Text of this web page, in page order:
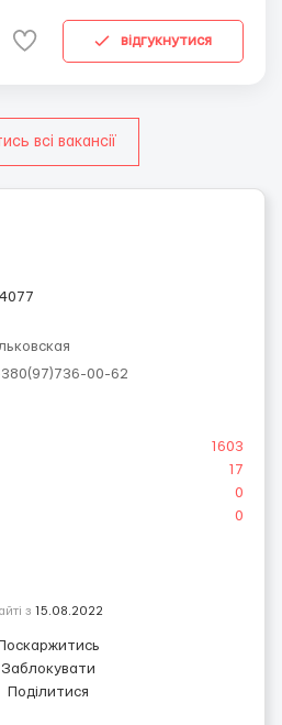
также ма...відгукнутися
всі вакансії
00-62
1603
17
0
0
з 15.08.2022
Поскаржитись
Заблокувати
Поділитися